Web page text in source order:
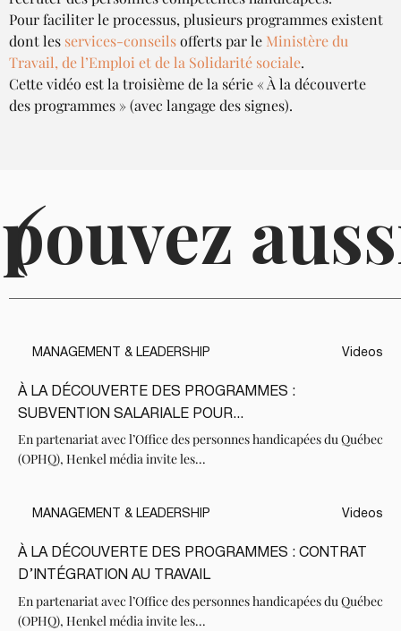
Pour faciliter le processus, plusieurs programmes existent
dont les services-conseils offerts par le Ministère du
Travail, de l’Emploi et de la Solidarité sociale.
Cette vidéo est la troisième de la série « À la découverte
des programmes » (avec langage des signes).
(
Videos
À LA DÉCOUVERTE DES PROGRAMMES :
SUBVENTION SALARIALE POUR...
En partenariat avec l’Office des personnes handicapées du Québec
(OPHQ), Henkel média invite les...
MANAGEMENT & LEADERSHIP
Videos
À LA DÉCOUVERTE DES PROGRAMMES : CONTRAT
D’INTÉGRATION AU TRAVAIL
En partenariat avec l’Office des personnes handicapées du Québec
(OPHQ), Henkel média invite les...
MANAGEMENT & LEADERSHIP